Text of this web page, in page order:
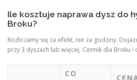
Ile kosztuje naprawa dysz do
Broku?
Rozliczamy się za efekt, nie za godziny.
przy 3 dyszach lub więcej. Cennik dla Broku i
CO